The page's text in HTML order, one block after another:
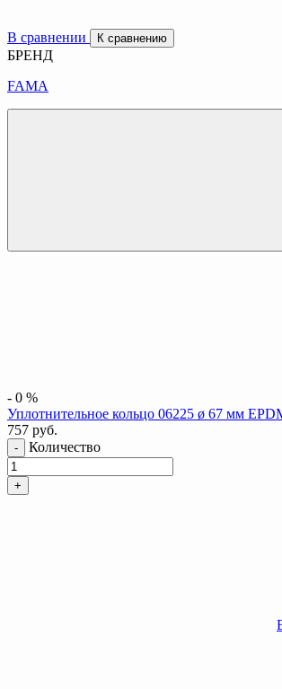
В сравнении К сравнению
БРЕНД
FAMA
- 0 %
Уплотнительное кольцо 06225 ø 67 мм
757 руб.
- Количество
+